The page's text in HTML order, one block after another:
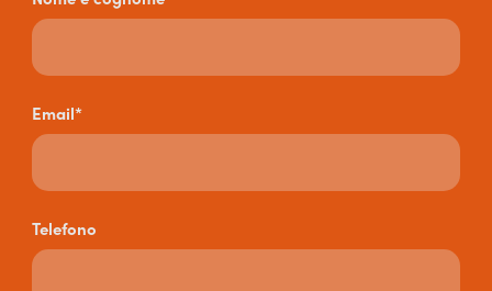
Email*
Telefono